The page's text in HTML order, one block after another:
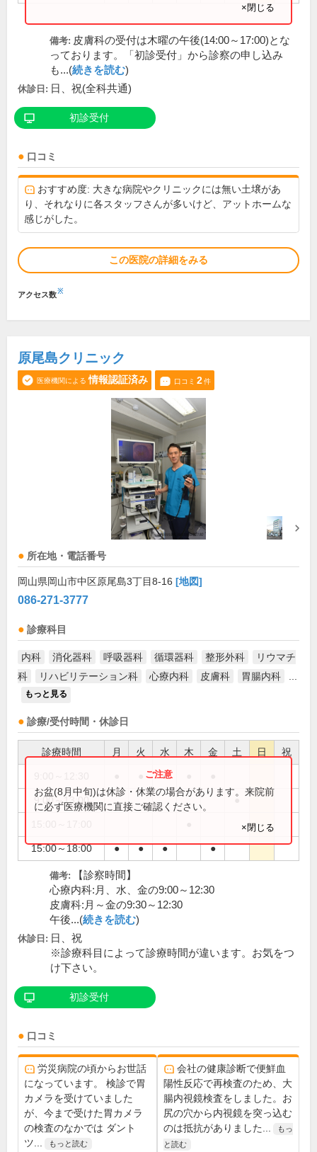
×閉じる
備考: 皮膚科の受付は木曜の午後(14:00～17:00)とな
っております。「初診受付」から診察の申し込み
も...(続きを読む)
休診日: 日、祝(全科共通)
初診受付
口コミ
おすすめ度: 大きな病院やクリニックには無い土壌があ
り、それなりに各スタッフさんが多いけど、アットホームな
感じがした。
この医院の詳細をみる
アクセス数※
原尾島クリニック
医療機関による 情報認証済み 口コミ 2件
所在地・電話番号
岡山県岡山市中区原尾島3丁目8-16 [地図]
086-271-3777
診療科目
内科 消化器科 呼吸器科 循環器科 整形外科
リウマチ
科
リハビリテーション科 心療内科 皮膚科 胃腸内科 ...
もっと見る
診療/受付時間・休診日
診療時間 月 火 水 木 金 土 日 祝
●
9:00～13:00 ●
15:00～18:00 ● ● ● ●
お盆(8月中旬)は休診・休業の場合があります。来院前
に必ず医療機関に直接ご確認ください。
×閉じる
備考:
【診察時間】
心療内科:月、水、金の9:00～12:30
皮膚科:月～金の9:30～12:30
午後...(続きを読む)
休診日: 日、祝
※診療科目によって診療時間が違います。お気をつ
け下さい。
初診受付
口コミ
労災病院の頃からお世話
になっています。 検診で胃
カメラを受けていました
が、今まで受けた胃カメラ
の検査のなかでは ダント
ツ...
もっと読む
会社の健康診断で便鮮血
陽性反応で再検査のため、大
腸内視鏡検査をしました。お
尻の穴から内視鏡を突っ込む
のは抵抗がありました...
もっ
と読む